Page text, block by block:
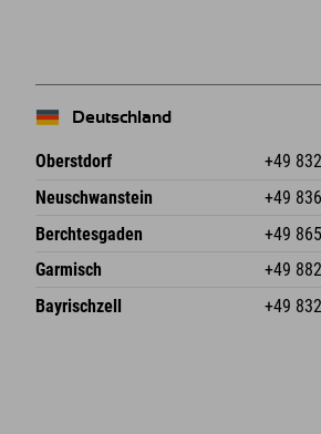
Deutschland
Oberstdorf +49
An der Breitach 3
Deutschland
Neuschwanstein +49
An der Riese 45
87484 Nesselwang im Allgäu
Deutschland
Berchtesgaden +49
Hofreitstr. 7
Deutschland
Garmisch +49
Frickenstraße 22
82490 Farchant
Bayrischzell +49